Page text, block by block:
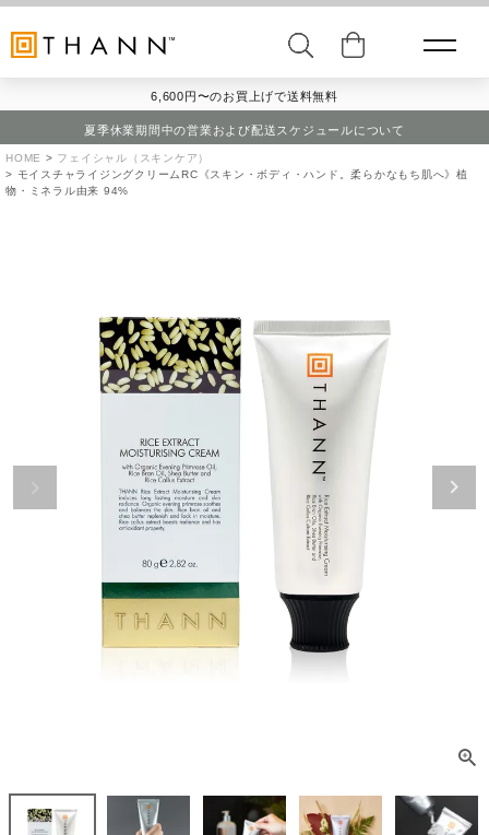
6,600円〜のお買上げで送料無料
夏季休業期間中の営業および配送スケジュールについて
HOME
フェイシャル（スキンケア）
モイスチャライジングクリームRC《スキン・ボディ・ハンド。柔らかなもち肌へ》植
物・ミネラル由来 94%